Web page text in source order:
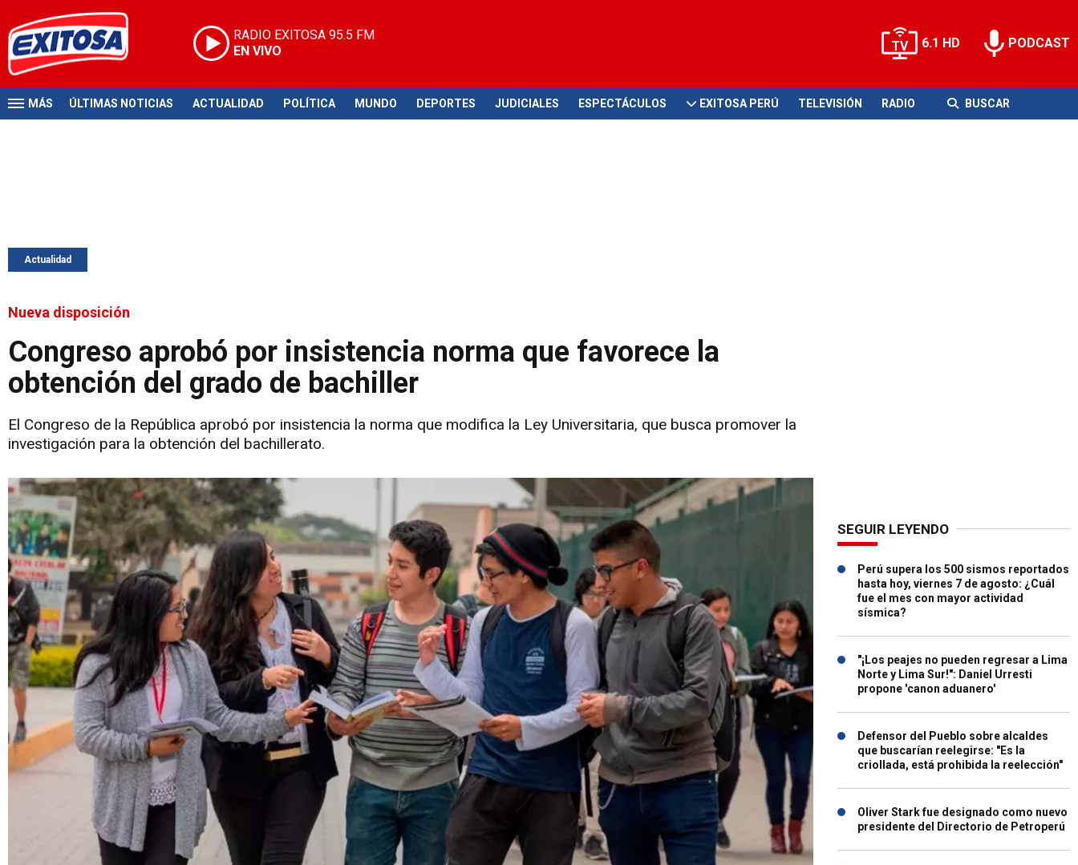
RADIO EXITOSA 95.5 FM
EN VIVO
6.1 HD PODCAST
MÁS ÚLTIMAS NOTICIAS ACTUALIDAD POLÍTICA MUNDO DEPORTES JUDICIALES ESPECTÁCULOS EXITOSA PERÚ TELEVISIÓN RADIO BUSCAR
Actualidad
Nueva disposición
Congreso aprobó por insistencia norma que favorece la
obtención del grado de bachiller
El Congreso de la República aprobó por insistencia la norma que modifica la Ley Universitaria, que busca promover la
investigación para la obtención del bachillerato.
SEGUIR LEYENDO
Perú supera los 500 sismos reportados
hasta hoy, viernes 7 de agosto: ¿Cuál
fue el mes con mayor actividad
sísmica?
"¡Los peajes no pueden regresar a Lima
Norte y Lima Sur!": Daniel Urresti
propone 'canon aduanero'
Defensor del Pueblo sobre alcaldes
que buscarían reelegirse: "Es la
criollada, está prohibida la reelección"
Oliver Stark fue designado como nuevo
presidente del Directorio de Petroperú